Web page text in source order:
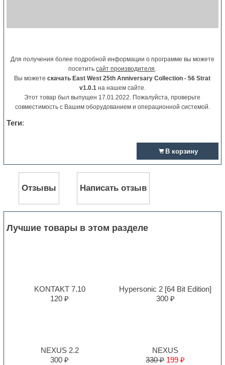
Для получения более подробной информации о программе вы можете
посетитьсайт производителя.
Вы можетескачать East West 25th Anniversary Collection - 56 Strat
v1.0.1на нашем сайте.
Этот товар был выпущен 17.01.2022. Пожалуйста, проверьте
совместимость с Вашим оборудованием и операционной системой.
Теги:
В корзину
Отзывы Написать отзыв
Лучшие товары в этом разделе
KONTAKT 7.10
120 ₽
Hypersonic 2 [64 Bit Edition]
300 ₽
NEXUS 2.2
300 ₽
NEXUS
330 ₽ 199 ₽